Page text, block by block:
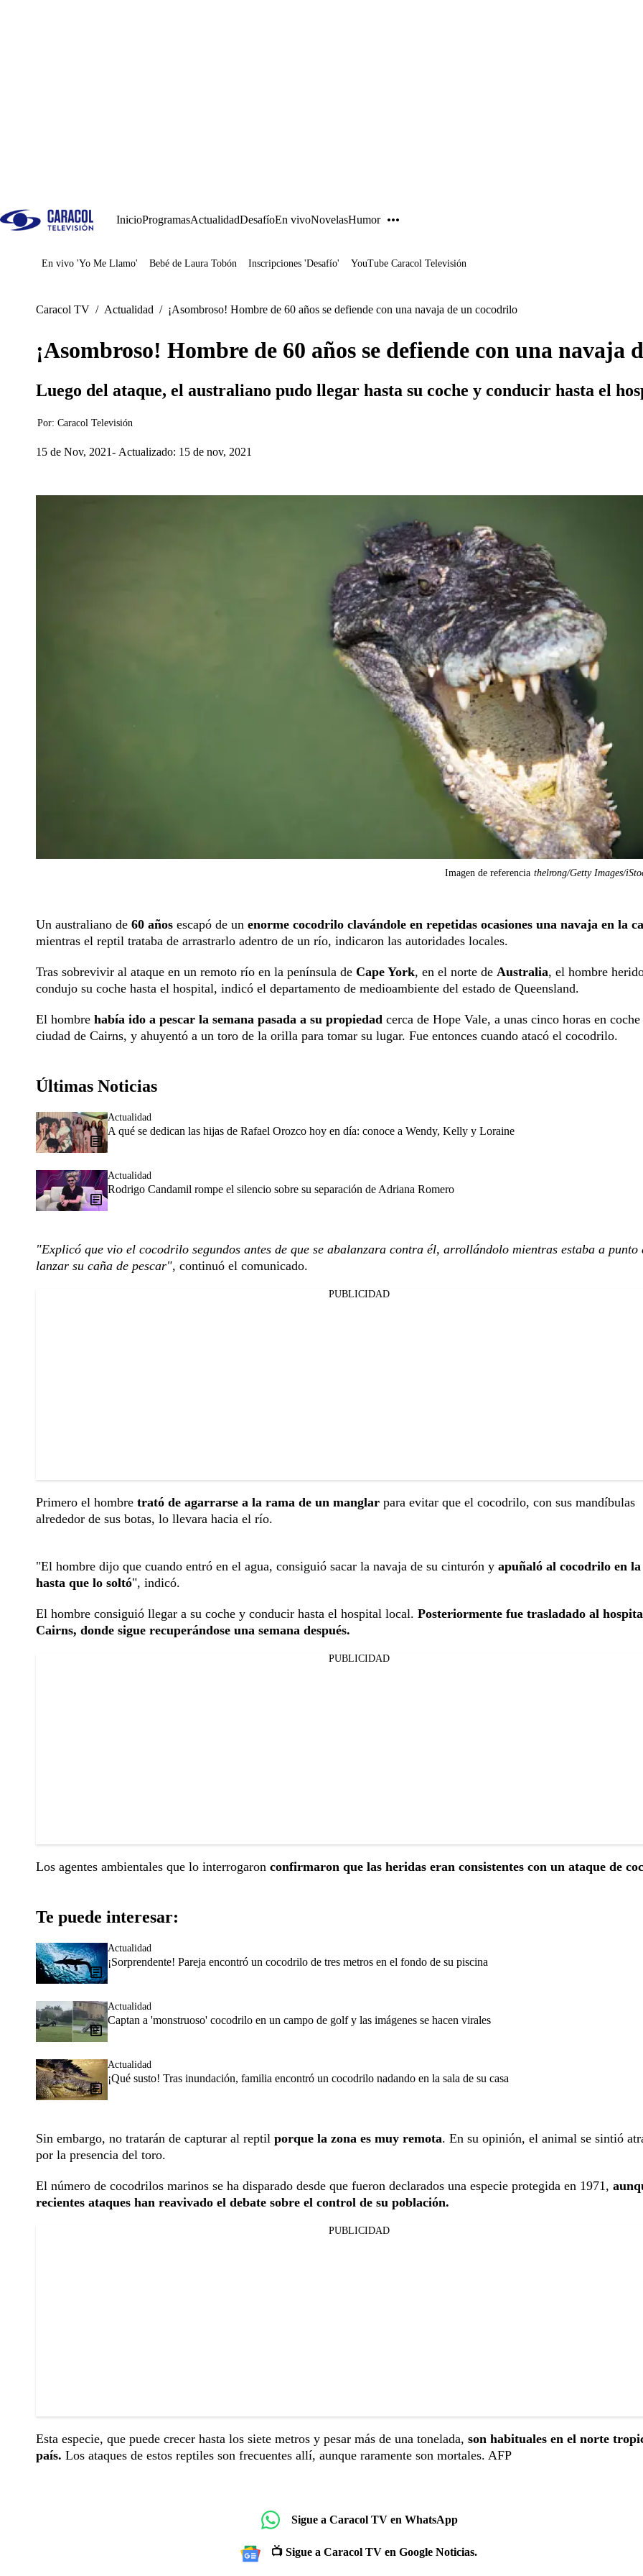
InicioProgramasActualidadDesafíoEn vivoNovelasHumor
Juegos
En vivo 'Yo Me Llamo' Bebé de Laura Tobón Inscripciones 'Desafío' YouTube Caracol Televisión
Caracol TV / Actualidad / ¡Asombroso! Hombre de 60 años se defiende con una navaja de un cocodrilo
¡Asombroso! Hombre de 60 años se defiende con una navaja
Luego del ataque, el australiano pudo llegar hasta su coche y conducir hasta el
Por: Caracol Televisión
15 de Nov, 2021 Actualizado: 15 de nov, 2021
Imagen de referencia thelrong/Getty Images/
Un australiano de 60 años escapó de un enorme cocodrilo clavándole en repetidas ocasiones una navaja en la
mientras el reptil trataba de arrastrarlo adentro de un río, indicaron las autoridades locales.
Tras sobrevivir al ataque en un remoto río en la península de Cape York, en el norte de Australia, el hombre
condujo su coche hasta el hospital, indicó el departamento de medioambiente del estado de Queensland.
El hombre había ido a pescar la semana pasada a su propiedad cerca de Hope Vale, a unas cinco horas en
ciudad de Cairns, y ahuyentó a un toro de la orilla para tomar su lugar. Fue entonces cuando atacó el cocodrilo.
Últimas Noticias
Actualidad
A qué se dedican las hijas de Rafael Orozco hoy en día: conoce a Wendy, Kelly y Loraine
Actualidad
Rodrigo Candamil rompe el silencio sobre su separación de Adriana Romero
"Explicó que vio el cocodrilo segundos antes de que se abalanzara contra él, arrollándolo mientras estaba a punto
lanzar su caña de pescar", continuó el comunicado.
PUBLICIDAD
Primero el hombre trató de agarrarse a la rama de un manglar para evitar que el cocodrilo, con sus mandíbulas
alrededor de sus botas, lo llevara hacia el río.
"El hombre dijo que cuando entró en el agua, consiguió sacar la navaja de su cinturón y apuñaló al cocodrilo en la
hasta que lo soltó", indicó.
El hombre consiguió llegar a su coche y conducir hasta el hospital local. Posteriormente fue trasladado al
Cairns, donde sigue recuperándose una semana después.
PUBLICIDAD
Los agentes ambientales que lo interrogaron confirmaron que las heridas eran consistentes con un ataque de
Te puede interesar:
Actualidad
¡Sorprendente! Pareja encontró un cocodrilo de tres metros en el fondo de su piscina
Actualidad
Captan a 'monstruoso' cocodrilo en un campo de golf y las imágenes se hacen virales
Actualidad
¡Qué susto! Tras inundación, familia encontró un cocodrilo nadando en la sala de su casa
Sin embargo, no tratarán de capturar al reptil porque la zona es muy remota. En su opinión, el animal se sintió
por la presencia del toro.
El número de cocodrilos marinos se ha disparado desde que fueron declarados una especie protegida en 1971,
recientes ataques han reavivado el debate sobre el control de su población.
PUBLICIDAD
Esta especie, que puede crecer hasta los siete metros y pesar más de una tonelada, son habituales en el norte
país. Los ataques de estos reptiles son frecuentes allí, aunque raramente son mortales. AFP
Sigue a Caracol TV en WhatsApp
📺 Sigue a Caracol TV en Google Noticias.